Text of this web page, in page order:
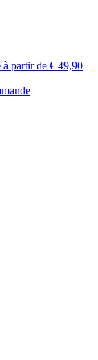
à partir de € 49,90